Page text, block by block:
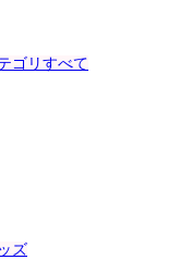
ゴリすべて
ズ